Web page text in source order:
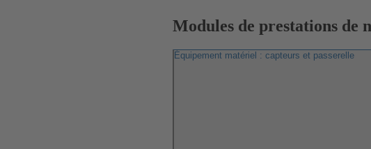
Modules de prestations de
Équipement matériel : capteurs et passerelle